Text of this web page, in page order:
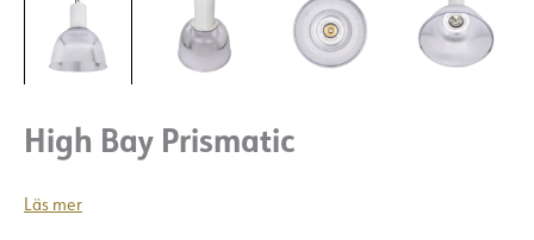
High Bay Prismatic
Läs mer